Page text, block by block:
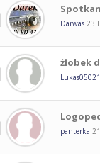
Darwas 23
żłobek
panterka